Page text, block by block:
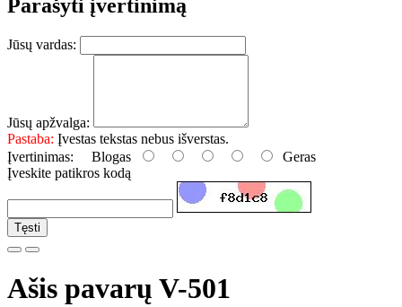
Parašyti įvertinimą
Jūsų vardas:
Jūsų apžvalga:
Pastaba: Įvestas tekstas nebus išverstas.
Įvertinimas: Blogas
Geras
Įveskite patikros kodą
Tęsti
Ašis pavarų V-501